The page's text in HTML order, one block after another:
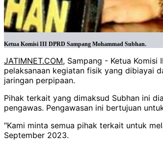
Ketua Komisi III DPRD Sampang Mohammad Subhan.
JATIMNET.COM, Sampang - Ketua
pelaksanaan kegiatan fisik yang dibiayai
jaringan perpipaan.
Pihak terkait yang dimaksud Subhan ini
pengawas. Pengawasan ini bertujuan
"Kami minta semua pihak terkait untuk
September 2023.